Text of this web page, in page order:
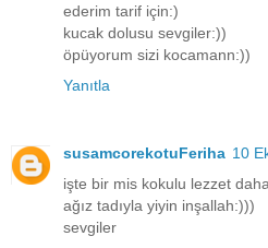
ederim tarif için:)
kucak dolusu sevgiler:))
öpüyorum sizi kocamann:))
Yanıtla
susamcorekotuFeriha 10
işte bir mis kokulu lezzet
ağız tadıyla yiyin inşallah:)))
sevgiler